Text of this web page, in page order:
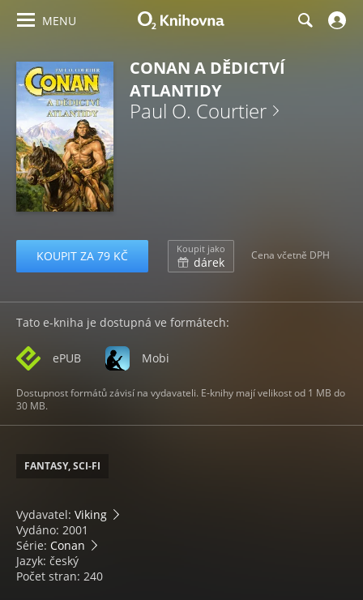
MENU
CONAN A DĚDICTVÍ
ATLANTIDY
Paul O. Courtier
KOUPIT ZA 79 KČ Koupit jako
dárek Cena včetně DPH
Tato e-kniha je dostupná ve formátech:
ePUB Mobi
Dostupnost formátů závisí na vydavateli. E-knihy mají velikost od 1 MB do
30 MB.
FANTASY, SCI-FI
Vydavatel: Viking
Vydáno: 2001
Série: Conan
Jazyk: český
Počet stran: 240